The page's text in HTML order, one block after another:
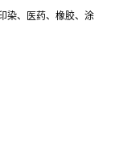
染、医药、橡胶、涂